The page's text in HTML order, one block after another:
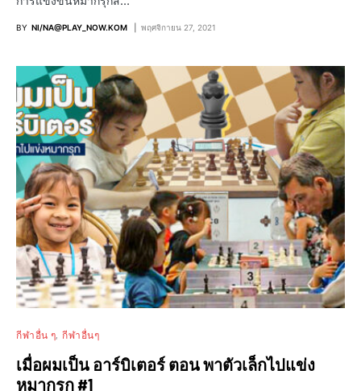
BY NI/NA@PLAY_NOW.KOM พฤศจิกายน 27, 2021
กีฬาอื่น ๆ กีฬาอื่นๆ
เมื่อผมเป็น อาร์บิเตอร์ ตอน พาตัวเล็กไปแข่ง
หมากรุก #1